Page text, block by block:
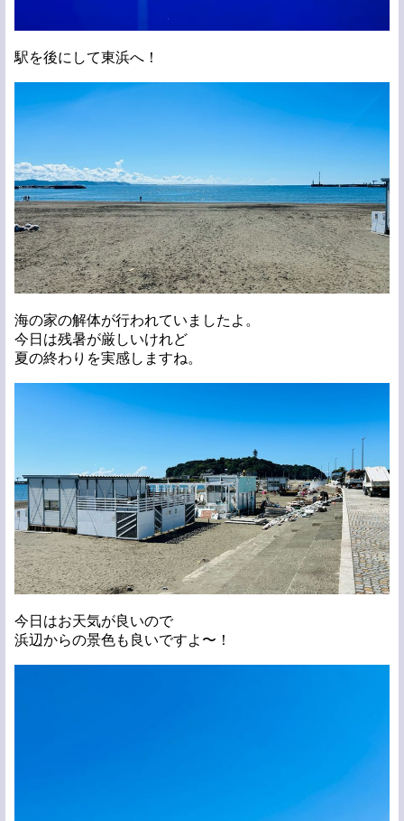
駅を後にして東浜へ！
海の家の解体が行われていましたよ。
今日は残暑が厳しいけれど
夏の終わりを実感しますね。
今日はお天気が良いので
浜辺からの景色も良いですよ〜！